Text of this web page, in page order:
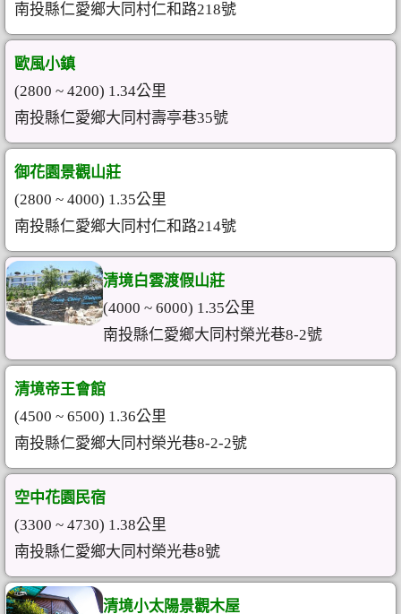
南投縣仁愛鄉大同村仁和路218號
歐風小鎮
(2800 ~ 4200) 1.34公里
南投縣仁愛鄉大同村壽亭巷35號
御花園景觀山莊
(2800 ~ 4000) 1.35公里
南投縣仁愛鄉大同村仁和路214號
清境白雲渡假山莊
(4000 ~ 6000) 1.35公里
南投縣仁愛鄉大同村榮光巷8-2號
清境帝王會館
(4500 ~ 6500) 1.36公里
南投縣仁愛鄉大同村榮光巷8-2-2號
空中花園民宿
(3300 ~ 4730) 1.38公里
南投縣仁愛鄉大同村榮光巷8號
清境小太陽景觀木屋